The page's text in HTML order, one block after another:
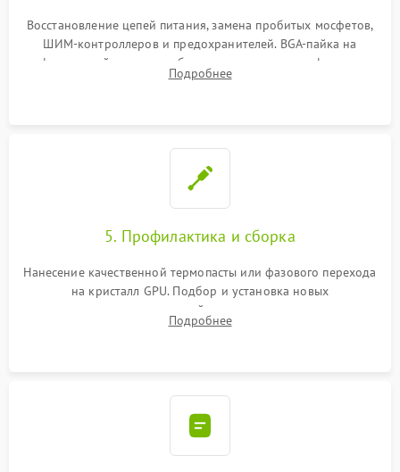
Восстановление цепей питания, замена пробитых мосфетов,
ШИМ-контроллеров и предохранителей. BGA-пайка на
инфракрасной станции реболлинг или замена графического
чипа и дефектной памяти GDDR. Прошивка BIOS
Подробнее
5. Профилактика и сборка
Нанесение качественной термопасты или фазового перехода
на кристалл GPU. Подбор и установка новых
термопрокладок правильной толщины на память и цепи
питания. Монтаж радиатора и бэкплейта, подключение и
Подробнее